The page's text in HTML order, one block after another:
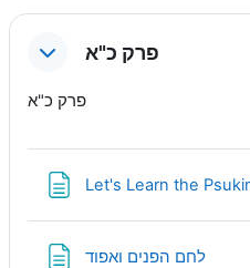
פרק כ"א
פרק כ"א
לחם הפנים ואפודPage